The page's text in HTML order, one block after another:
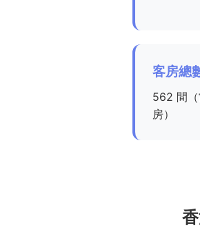
客房總
562 間
房）